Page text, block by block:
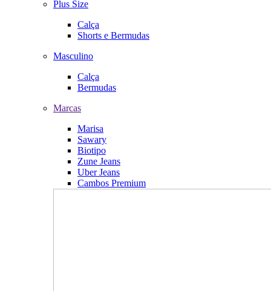
Plus Size
Calça
Shorts e Bermudas
Masculino
Calça
Bermudas
Marcas
Marisa
Sawary
Biotipo
Zune Jeans
Uber Jeans
Cambos Premium